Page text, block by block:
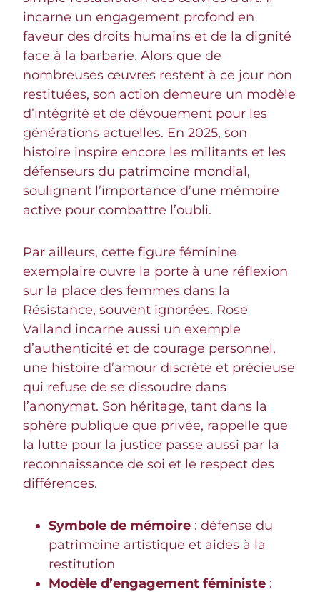
incarne un engagement profond en
faveur des droits humains et de la dignité
face à la barbarie. Alors que de
nombreuses œuvres restent à ce jour non
restituées, son action demeure un modèle
d’intégrité et de dévouement pour les
générations actuelles. En 2025, son
histoire inspire encore les militants et les
défenseurs du patrimoine mondial,
soulignant l’importance d’une mémoire
active pour combattre l’oubli.
Par ailleurs, cette figure féminine
exemplaire ouvre la porte à une réflexion
sur la place des femmes dans la
Résistance, souvent ignorées. Rose
Valland incarne aussi un exemple
d’authenticité et de courage personnel,
une histoire d’amour discrète et précieuse
qui refuse de se dissoudre dans
l’anonymat. Son héritage, tant dans la
sphère publique que privée, rappelle que
la lutte pour la justice passe aussi par la
reconnaissance de soi et le respect des
différences.
Symbole de mémoire : défense du
patrimoine artistique et aides à la
restitution
Modèle d’engagement féministe :